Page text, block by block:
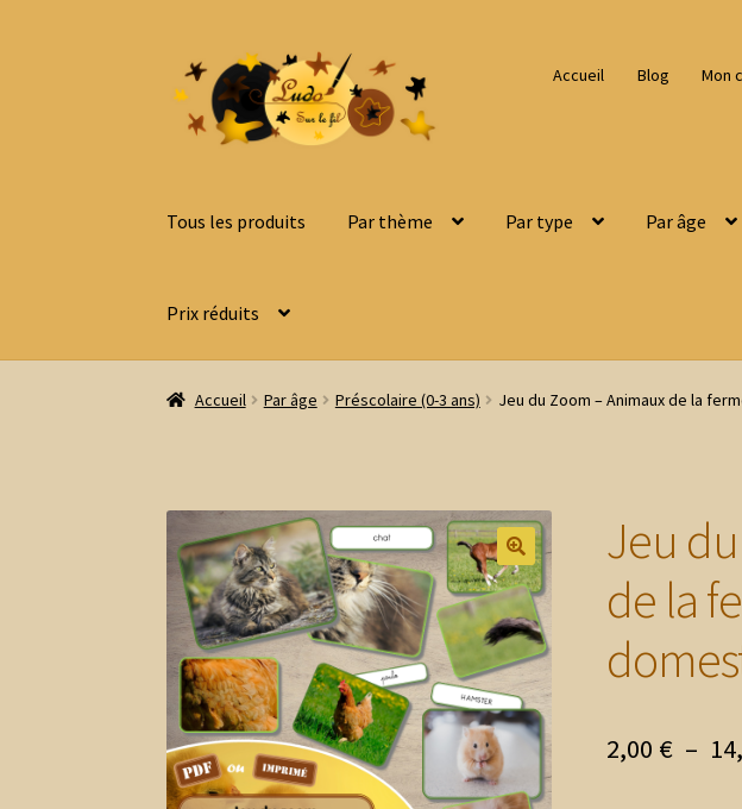
Aller
à
navigation
Aller
au
contenu
Accueil Blog Mon
Tous les produits Par thème Par type Par âge
Prix réduits
Accueil Par âge Préscolaire (0-3 ans) Jeu du Zoom – Animaux de la
Jeu
de la
2,00 € –